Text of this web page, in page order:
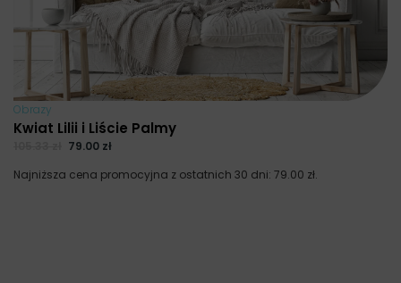
Obrazy
Kwiat Lilii i Liście Palmy
79.00 zł
Najniższa cena promocyjna z ostatnich 30 dni: 79.00 zł.